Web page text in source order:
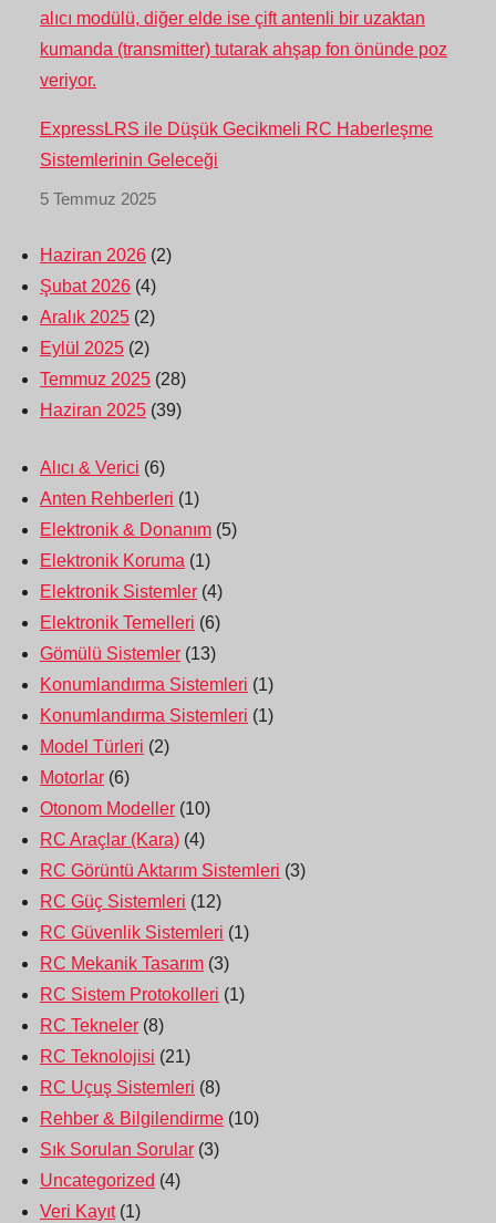
ExpressLRS ile Düşük Gecikmeli RC Haberleşme
Sistemlerinin Geleceği
5 Temmuz 2025
Haziran 2026 (2)
Şubat 2026 (4)
Aralık 2025 (2)
Eylül 2025 (2)
Temmuz 2025 (28)
Haziran 2025 (39)
Alıcı & Verici (6)
Anten Rehberleri (1)
Elektronik & Donanım (5)
Elektronik Koruma (1)
Elektronik Sistemler (4)
Elektronik Temelleri (6)
Gömülü Sistemler (13)
Konumlandırma Sistemleri (1)
Konumlandırma Sistemleri (1)
Model Türleri (2)
Motorlar (6)
Otonom Modeller (10)
RC Araçlar (Kara) (4)
RC Görüntü Aktarım Sistemleri (3)
RC Güç Sistemleri (12)
RC Güvenlik Sistemleri (1)
RC Mekanik Tasarım (3)
RC Sistem Protokolleri (1)
RC Tekneler (8)
RC Teknolojisi (21)
RC Uçuş Sistemleri (8)
Rehber & Bilgilendirme (10)
Sık Sorulan Sorular (3)
Uncategorized (4)
Veri Kayıt(1)